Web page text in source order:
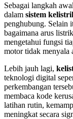
Sebagai langkah
dalam sistem
penghubung. Selain
bagaimana arus
mengetahui fungsi
motor tidak menyala
Lebih jauh lagi,
teknologi digital
perkembangan
membaca kode
latihan rutin,
meningkat secara